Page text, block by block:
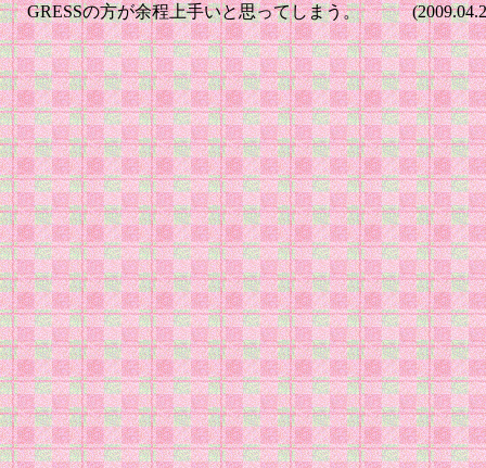
GRESSの方が余程上手いと思ってしまう。